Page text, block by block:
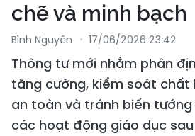
chẽ và minh bạch
Bình Nguyên 17/06/2026 23:42
Thông tư mới nhằm phân
tăng cường, kiểm soát chất
an toàn và tránh biến
các hoạt động giáo dục